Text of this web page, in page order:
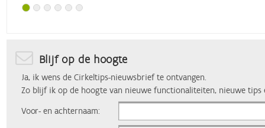
Blijf op de hoogte
Ja, ik wens de Cirkeltips-nieuwsbrief te ontvangen.
Zo blijf ik op de hoogte van nieuwe functionaliteiten, nieuwe tips
Voor- en achternaam: